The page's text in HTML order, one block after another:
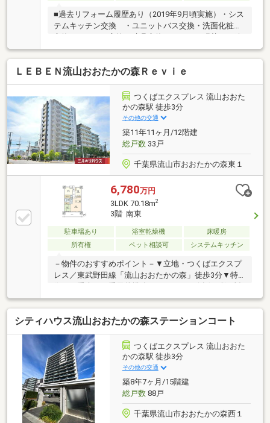
■過去リフォーム履歴あり（2019年9月頃実施）・シス
テムキッチン交換 ・ユニットバス交換・洗面化粧台
湯器交換・スイッチ交換等◎流山市立東小学校・・・
約1700m◎南柏第一公園・・・約130m大変きれいな室
内です。お気軽にお問い合わせください！
ＬＥＢＥＮ流山おおたかの森Ｒｅｖｉｅ
つくばエクスプレス 流山おおた
かの森駅 徒歩3分
その他の交通
築11年11ヶ月/12階建
総戸数33戸
千葉県流山市おおたかの森東１
6,780万円
3LDK 70.18m2
3階 南東
駐車場あり 浴室乾燥機
床暖房
所有権
ペット相談可 システムキッチン
－物件のおすすめポイント－▼立地・つくばエクスプ
レス／東武野田線「流山おおたかの森」徒歩3分▼特
面仕様、洗面室が近く家事動線良好・洋室約6.5帖に
WIC有・ペット飼育可能(細則有)・24時間ゴミ出し可
能▼設備・床暖房(LD)・食洗機／浄水器／ディスポー
ザー・浴室換気乾燥機・宅配ボックス▼周辺環境・マ
ルエツ流山おおたかの森店 徒歩3分(約210m)・流山お
おたかの森S・C 徒歩5分(約370m)■ ご希望の住まい探
しをお手伝いします ━━━━━・・・物件の詳細・ご
相談はお気軽にお問い合わせください。
シティハウス流山おおたかの森ステーションコート
つくばエクスプレス 流山おおた
かの森駅 徒歩3分
その他の交通
築8年7ヶ月/15階建
総戸数88戸
千葉県流山市おおたかの森西１